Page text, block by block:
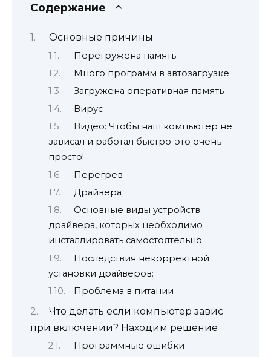
Содержание
Основные причины
Перегружена память
Много программ в автозагрузке
Загружена оперативная память
Вирус
Видео: Чтобы наш компьютер не
зависал и работал быстро-это очень
просто!
Перегрев
Драйвера
Основные виды устройств
драйвера, которых необходимо
инсталлировать самостоятельно:
Последствия некорректной
установки драйверов:
Проблема в питании
Что делать если компьютер завис
при включении? Находим решение
Программные ошибки